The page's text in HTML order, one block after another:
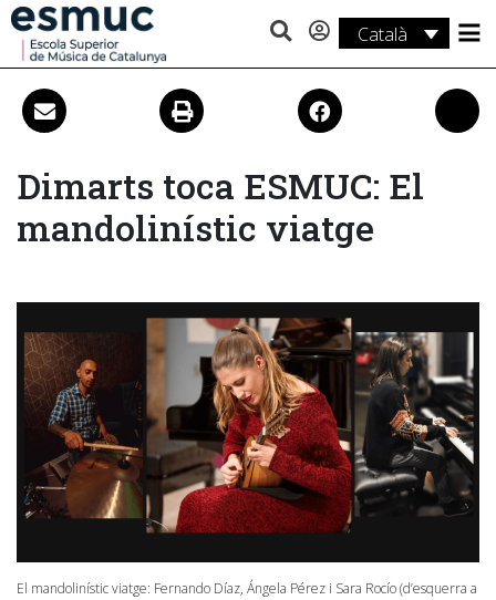
Català
Estudis
Recerca
Activitats
Dimarts toca ESMUC: El
mandolinístic viatge
El mandolinístic viatge: Fernando Díaz, Ángela Pérez i Sara Rocío (d’esquerra a